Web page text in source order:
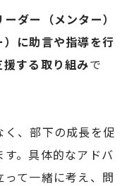
ダー（メンター）
に助言や指導を行
する取り組みで
、部下の成長を促
。具体的なアドバ
て一緒に考え、問